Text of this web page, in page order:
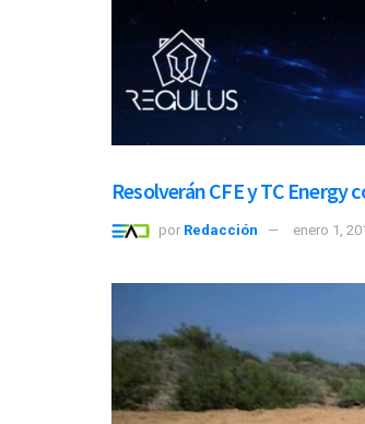
Resolverán CFE y TC
por Redacción enero 1,